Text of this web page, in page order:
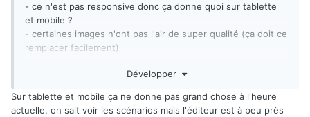
- ce n'est pas responsive donc ça donne quoi sur tablette
et mobile ?
- certaines images n'ont pas l'air de super qualité (ça doit ce
remplacer facilement)
un résultat vraiment proche des officiels
Développer
Sur tablette et mobile ça ne donne pas grand chose à l'heure
actuelle, on sait voir les scénarios mais l'éditeur est à peu près